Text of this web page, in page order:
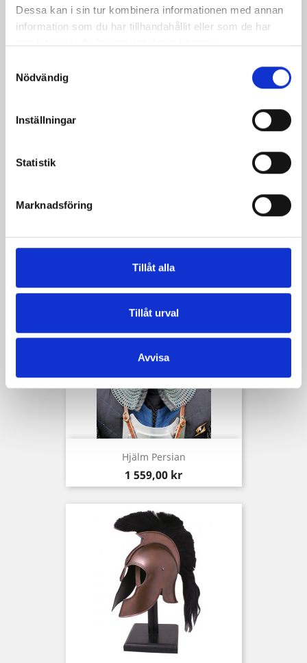
Dessa kan i sin tur kombinera informationen med annan
information som du har tillhandahållit eller som de har
samlat in när du har använt deras tjänster.
Nödvändig
Inställningar
Statistik
Marknadsföring
Tillåt alla
Tillåt urval
Avvisa
Pris
2 039,00 kr
Pris
1 620,00 kr
Hjälm Persian
Pris
1 559,00 kr